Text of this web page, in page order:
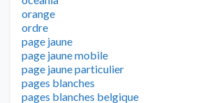
orange
ordre
page jaune
page jaune mobile
page jaune particulier
pages blanches
pages blanches belgique